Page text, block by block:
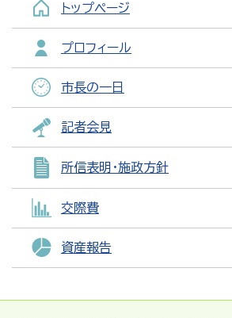
トップページ
プロフィール
市長の一日
記者会見
所信表明・施政方針
交際費
資産報告